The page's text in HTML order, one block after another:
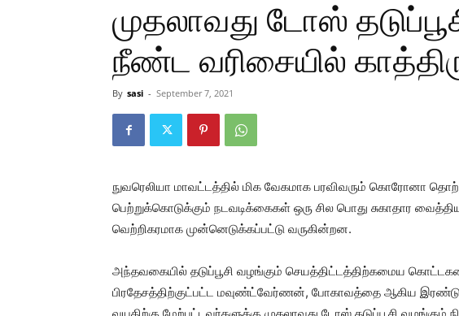
முதலாவது டோஸ்
நீண்ட வரிசையில்
By sasi - September 7, 2021
நுவரெலியா மாவட்டத்தில் மிக வேகமாக பரவிவரும் கொரோனா
பெற்றுக்கொடுக்கும் நடவடிக்கைகள் ஒரு சில பொது சுகாதார வைத்திய
வெற்றிகரமாக முன்னெடுக்கப்பட்டு வருகின்றன.
அந்தவகையில் தடுப்பூசி வழங்கும் செயத்திட்டத்திற்கமைய
பிரதேசத்திற்குட்பட்ட மவுண்ட்வேர்ணன், போகாவத்தை ஆகிய இரண்டு